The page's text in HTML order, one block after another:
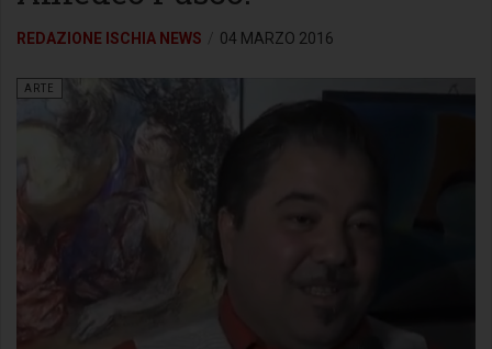
REDAZIONE ISCHIA NEWS 04 MARZO 2016
ARTE